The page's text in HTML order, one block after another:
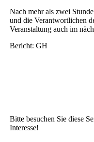
Nach mehr als zwei
und die Verantwortlichen
Veranstaltung auch im
Bericht: GH
Bitte besuchen Sie diese
Interesse!